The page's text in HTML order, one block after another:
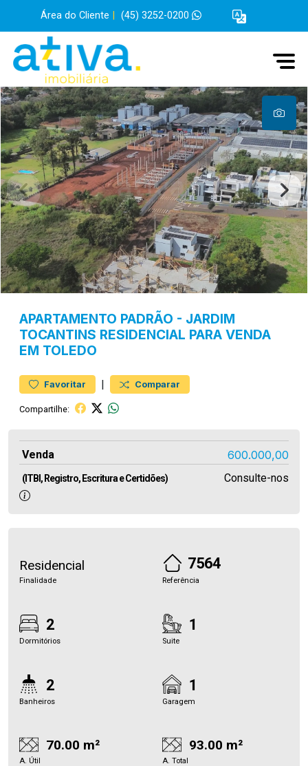
Área do Cliente (45) 3252-0200
APARTAMENTO PADRÃO - JARDIM
TOCANTINS RESIDENCIAL PARA VENDA
EM TOLEDO
Favoritar | Comparar
Compartilhe:
Venda 600.000,00
(ITBI, Registro, Escritura e Certidões) Consulte-nos
Residencial
Finalidade
7564
Referência
2
Dormitórios
1
Suite
2
Banheiros
1
Garagem
70.00 m²
A. Útil
93.00 m²
A. Total